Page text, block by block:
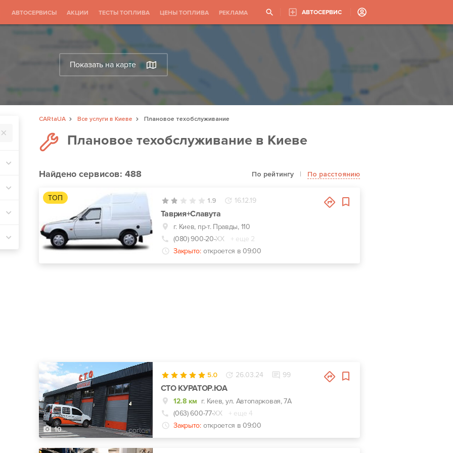
АВТОСЕРВИСЫ АКЦИИ ТЕСТЫ ТОПЛИВА ЦЕНЫ ТОПЛИВА РЕКЛАМА АВТОСЕРВИС
Показать на карте
CARtaUA Все услуги в Киеве
Плановое техобслуживание
Плановое техобслуживание в Киеве
Найденосервисов: 488 По рейтингу | По расстоянию
ТОП 1.9 16.12.19
Таврия+Славута
г. Киев, пр-т. Правды, 110
(080) 900-20-ХХ
+ еще 2
Закрыто: откроется в 09:00
10
5.0 26.03.24 99
СТО КУРАТОР.ЮА
12.8 км г. Киев, ул. Автопарковая, 7А
(063) 600-77-ХХ
+ еще 4
Закрыто: откроется в 09:00